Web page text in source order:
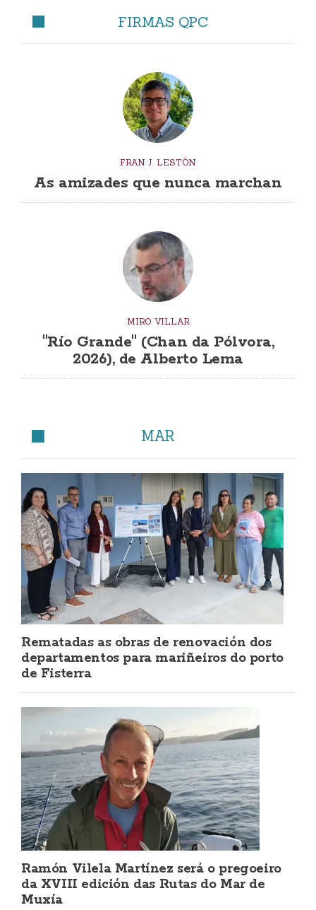
FIRMAS QPC
FRAN J. LESTÓN
As amizades que nunca marchan
MIRO VILLAR
"Río Grande" (Chan da Pólvora,
2026), de Alberto Lema
MAR
Rematadas as obras de renovación dos
departamentos para mariñeiros do porto
de Fisterra
Ramón Vilela Martínez será o pregoeiro
da XVIII edición das Rutas do Mar de
Muxía